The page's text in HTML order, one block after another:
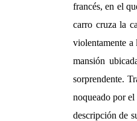
francés, en el
carro cruza la
violentamente a
mansión
sorprendente.
noqueado por
descripción de